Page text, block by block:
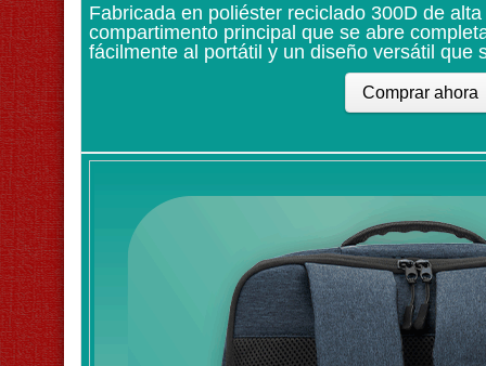
Fabricada en poliéster reciclado 300D de
compartimento principal que se abre
fácilmente al portátil y un diseño versátil que
Comprar ahora